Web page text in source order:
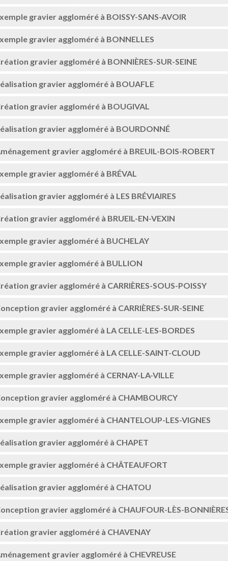
gravier aggloméré à BOISSY-SANS-AVOIR
gravier aggloméré à BONNELLES
gravier aggloméré à BONNIÈRES-SUR-SEINE
gravier aggloméré à BOUAFLE
gravier aggloméré à BOUGIVAL
gravier aggloméré à BOURDONNÉ
gravier aggloméré à BREUIL-BOIS-ROBERT
gravier aggloméré à BRÉVAL
gravier aggloméré à LES BRÉVIAIRES
gravier aggloméré à BRUEIL-EN-VEXIN
gravier aggloméré à BUCHELAY
gravier aggloméré à BULLION
gravier aggloméré à CARRIÈRES-SOUS-POISSY
gravier aggloméré à CARRIÈRES-SUR-SEINE
gravier aggloméré à LA CELLE-LES-BORDES
gravier aggloméré à LA CELLE-SAINT-CLOUD
gravier aggloméré à CERNAY-LA-VILLE
gravier aggloméré à CHAMBOURCY
gravier aggloméré à CHANTELOUP-LES-VIGNES
gravier aggloméré à CHAPET
gravier aggloméré à CHÂTEAUFORT
gravier aggloméré à CHATOU
gravier aggloméré à CHAUFOUR-LÈS-
gravier aggloméré à CHAVENAY
gravier aggloméré à CHEVREUSE